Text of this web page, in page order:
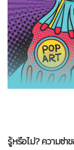
รู้หรือไม่? ความซ่า